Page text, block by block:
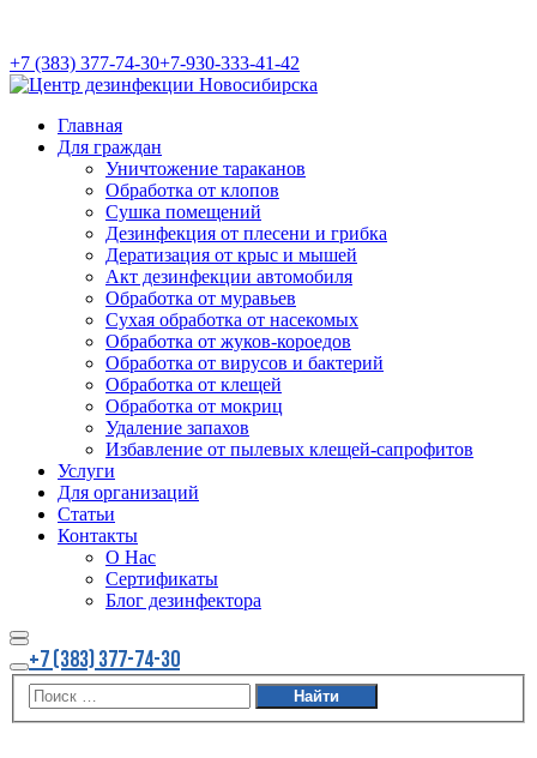
+7 (383) 377-74-30+7-930-333-41-42
Главная
Для граждан
Уничтожение тараканов
Обработка от клопов
Сушка помещений
Дезинфекция от плесени и грибка
Дератизация от крыс и мышей
Акт дезинфекции автомобиля
Обработка от муравьев
Cухая обработка от насекомых
Обработка от жуков-короедов
Обработка от вирусов и бактерий
Обработка от клещей
Обработка от мокриц
Удаление запахов
Избавление от пылевых клещей-сапрофитов
Услуги
Для организаций
Статьи
Контакты
О Нас
Сертификаты
Блог дезинфектора
Найти
Больше
информации
Главное
меню
+7 (383) 377-74-30